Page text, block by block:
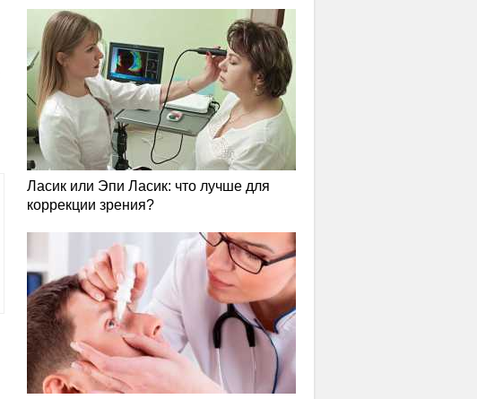
Ласик или Эпи Ласик: что лучше для
коррекции зрения?